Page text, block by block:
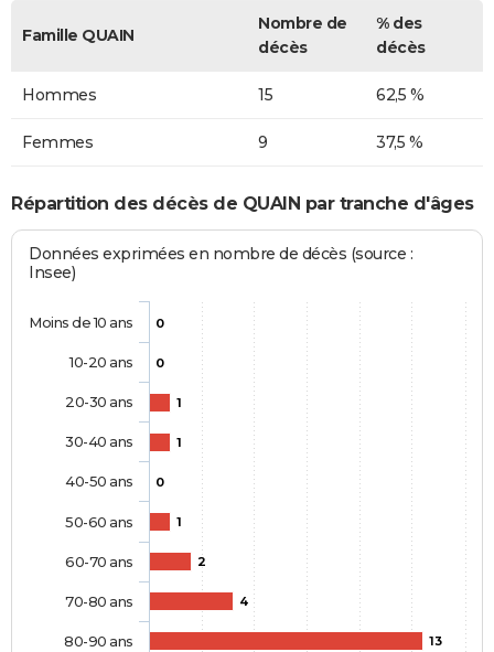
Famille QUAIN
Nombre de
décès
% des
décès
Hommes 15 62,5 %
Femmes 9 37,5 %
Répartition des décès de QUAIN par tranche d'âges
Données exprimées en nombre de décès (source :
Insee)
0
0
1
1
0
1
2
4
13
Moins de 10 ans
10-20 ans
20-30 ans
30-40 ans
40-50 ans
50-60 ans
60-70 ans
70-80 ans
80-90 ans